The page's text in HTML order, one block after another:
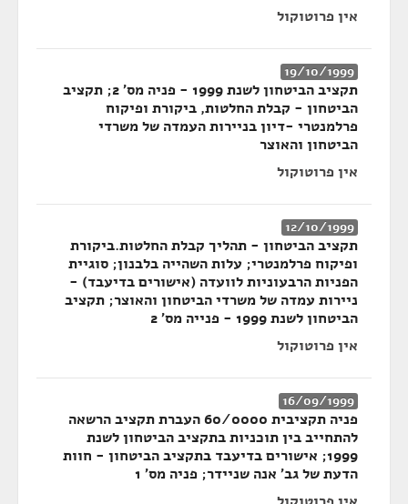
אין פרוטוקול
19/10/1999
תקציב הביטחון לשנת 1999 - פניה מס' 2; תקציב
הביטחון - קבלת החלטות, ביקורת ופיקוח
פרלמנטרי -דיון בניירות העמדה של משרדי
הביטחון והאוצר
אין פרוטוקול
12/10/1999
תקציב הביטחון - תהליך קבלת החלטות.ביקורת
ופיקוח פרלמנטרי; עלות השהייה בלבנון; סוגיית
הפניות הרבעוניות לוועדה (אישורים בדיעבד) -
ניירות עמדה של משרדי הביטחון והאוצר; תקציב
הביטחון לשנת 1999 - פנייה מס' 2
אין פרוטוקול
16/09/1999
פניה תקציבית 60/0000 העברת תקציב הרשאה
להתחייב בין תוכניות בתקציב הביטחון לשנת
1999; אישורים בדיעבד בתקציב הביטחון - חוות
הדעת של גב' אנה שניידר; פניה מס' 1